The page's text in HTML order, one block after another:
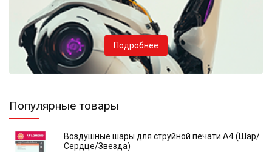
Подробнее
Популярные товары
Воздушные шары для струйной печати А4 (Шар/
Сердце/Звезда)